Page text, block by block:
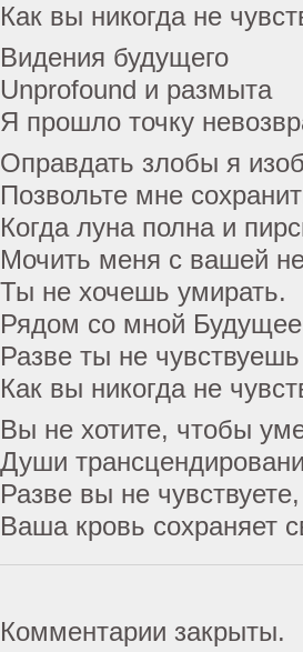
Как вы никогда не
Видения будущего
Unprofound и размыта
Я прошло точку
Оправдать злобы я
Позвольте мне
Когда луна полна и
Мочить меня с вашей
Ты не хочешь умирать.
Рядом со мной Будущее
Разве ты не
Как вы никогда не
Вы не хотите, чтобы
Души
Разве вы не
Ваша кровь сохраняет
Комментарии закрыты.